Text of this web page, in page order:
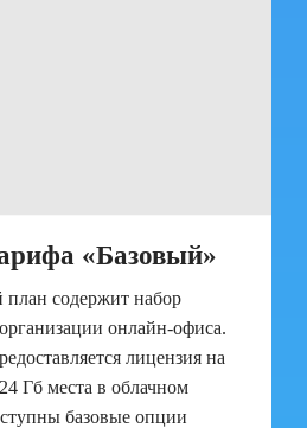
«Базовый»
содержит набор
онлайн-офиса.
лицензия на
Гб места в облачном
базовые опции